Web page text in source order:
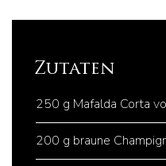
Zutaten
250 g Mafalda Corta
200 g braune